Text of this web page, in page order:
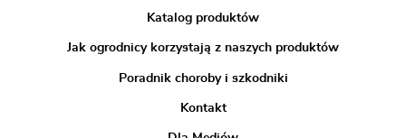
Katalog produktów
Jak ogrodnicy korzystają z naszych produktów
Poradnik choroby i szkodniki
Kontakt